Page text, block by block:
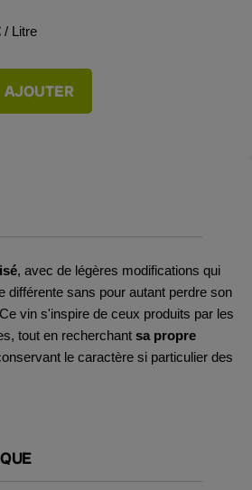
/ Litre
, avec de légères modifications qui
différente sans pour autant perdre son
vin s'inspire de ceux produits par les
tout en recherchant sa propre
le caractère si particulier des